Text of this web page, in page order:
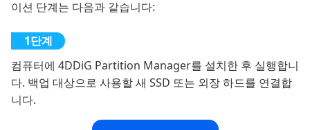
이션 단계는 다음과 같습니다:
컴퓨터에 4DDiG Partition Manager를 설치한 후 실행합니
다. 백업 대상으로 사용할 새 SSD 또는 외장 하드를 연결합
니다.